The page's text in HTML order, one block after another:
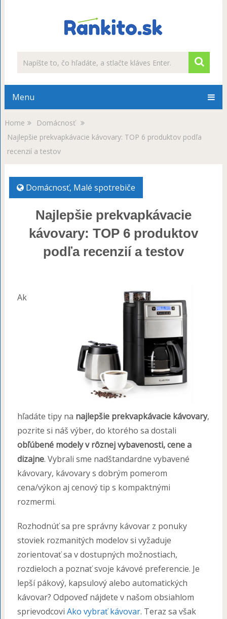
Menu
Home
Domácnosť
Najlepšie prekvapkávacie kávovary: TOP 6 produktov podľa
recenzií a testov
Domácnosť, Malé spotrebiče
Najlepšie prekvapkávacie
kávovary: TOP 6 produktov
podľa recenzií a testov
Ak
hľadáte tipy na najlepšie prekvapkávacie kávovary,
pozrite si náš výber, do ktorého sa dostali
obľúbené modely v rôznej vybavenosti, cene a
dizajne. Vybrali sme nadštandardne vybavené
kávovary, kávovary s dobrým pomerom
cena/výkon aj cenový tip s kompaktnými
rozmermi.
Rozhodnúť sa pre správny kávovar z ponuky
stoviek rozmanitých modelov si vyžaduje
zorientovať sa v dostupných možnostiach,
rozdieloch a poznať svoje kávové preferencie. Je
lepší pákový, kapsulový alebo automatických
kávovar? Odpoveď nájdete v našom obsiahlom
sprievodcovi Ako vybrať kávovar. Teraz sa však